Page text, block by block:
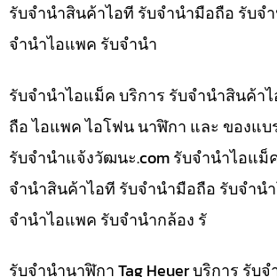
รับจำนำสินค้าไอที รับจำนำมือถือ รับจ
จำนำไอแพค รับจำนำ
รับจำนำไอแม็ค บริการ รับจำนำสินค้า
ถือ ไอแพค ไอโฟน นาฬิกา และ ของแบ
รับจํานําแจ้งวัฒนะ.com รับจำนำไอแม็
จำนำสินค้าไอที รับจำนำมือถือ รับจำน
จำนำไอแพค รับจำนำกล้อง รั
รับจำนำนาฬิกา Tag Heuer บริการ รับ